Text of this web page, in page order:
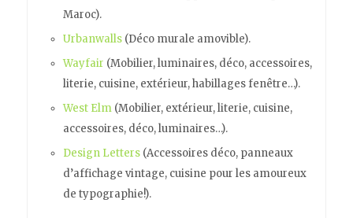
Maroc).
Urbanwalls(Déco murale amovible).
Wayfair (Mobilier, luminaires, déco, accessoires,
literie, cuisine, extérieur, habillages fenêtre…).
West Elm(Mobilier, extérieur, literie, cuisine,
accessoires, déco, luminaires…).
Design Letters(Accessoires déco, panneaux
d’affichage vintage, cuisine pour les amoureux
de typographie!).